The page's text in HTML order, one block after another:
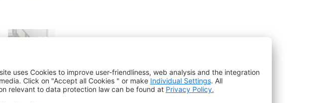
acier inoxydable offrent une sécurité